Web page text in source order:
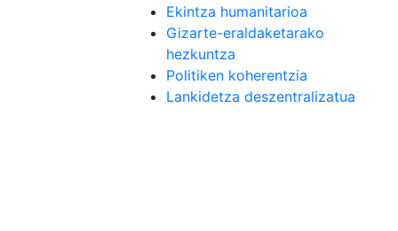
Ekintza humanitarioa
Gizarte-eraldaketarako
hezkuntza
Politiken koherentzia
Lankidetza deszentralizatua